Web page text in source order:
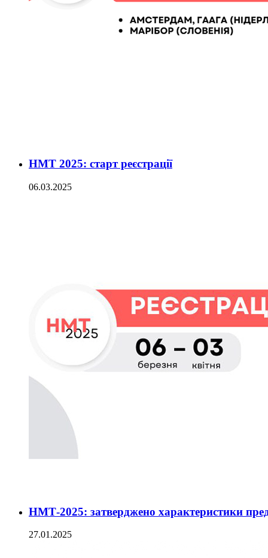
НМТ 2025: старт реєстрації
06.03.2025
НМТ-2025: затверджено характеристики
27.01.2025